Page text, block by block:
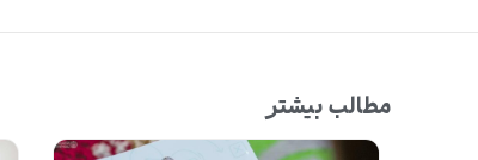
مطالب بیشتر